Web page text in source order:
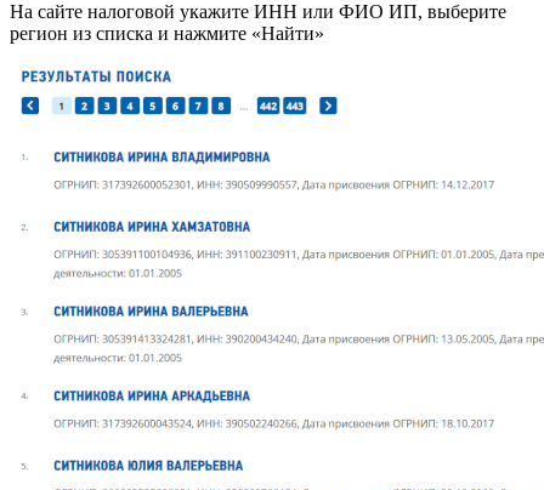
На сайте налоговой укажите ИНН или ФИО ИП, выберите
регион из списка и нажмите «Найти»